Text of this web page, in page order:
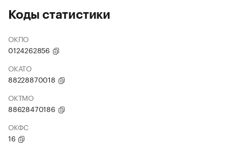
Коды статистики
ОКПО
0124262856
ОКАТО
88228870018
ОКТМО
88628470186
ОКФС
16